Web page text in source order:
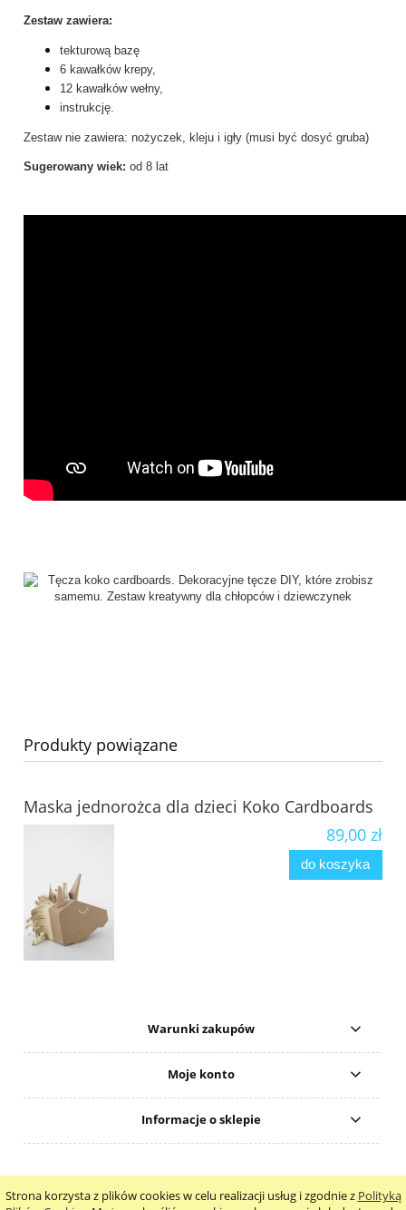
Strona korzysta z plików cookies w celu realizacji usług i zgodnie z Polityką
Zestaw zawiera:
tekturową bazę
6 kawałków krepy,
12 kawałków wełny,
instrukcję.
Zestaw nie zawiera: nożyczek, kleju i igły (musi być dosyć gruba)
Sugerowany wiek: od 8 lat
Produkty powiązane
Maska jednorożca dla dzieci Koko Cardboards
89,00 zł
do koszyka
Warunki zakupów
Moje konto
Informacje o sklepie